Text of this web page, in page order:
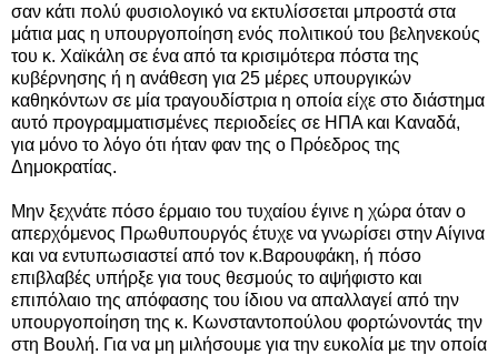
σαν κάτι πολύ φυσιολογικό να εκτυλίσσεται μπροστά στα
μάτια μας η υπουργοποίηση ενός πολιτικού του βεληνεκούς
του κ. Χαϊκάλη σε ένα από τα κρισιμότερα πόστα της
κυβέρνησης ή η ανάθεση για 25 μέρες υπουργικών
καθηκόντων σε μία τραγουδίστρια η οποία είχε στο διάστημα
αυτό προγραμματισμένες περιοδείες σε ΗΠΑ και Καναδά,
για μόνο το λόγο ότι ήταν φαν της ο Πρόεδρος της
Δημοκρατίας.
Μην ξεχνάτε πόσο έρμαιο του τυχαίου έγινε η χώρα όταν ο
απερχόμενος Πρωθυπουργός έτυχε να γνωρίσει στην Αίγινα
και να εντυπωσιαστεί από τον κ.Βαρουφάκη, ή πόσο
επιβλαβές υπήρξε για τους θεσμούς το αψήφιστο και
επιπόλαιο της απόφασης του ίδιου να απαλλαγεί από την
υπουργοποίηση της κ. Κωνσταντοπούλου φορτώνοντάς την
στη Βουλή. Για να μη μιλήσουμε για την ευκολία με την οποία